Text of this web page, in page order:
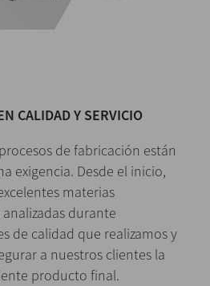
CALIDAD Y SERVICIO
de fabricación están
exigencia. Desde el inicio,
materias
durante
de calidad que realizamos y
a nuestros clientes la
producto final.